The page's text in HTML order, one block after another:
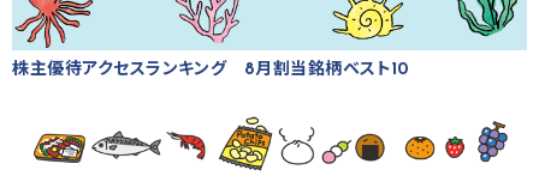
株主優待アクセスランキング 8月割当銘柄ベスト10